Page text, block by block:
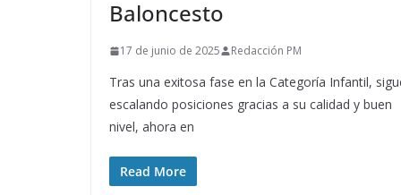
Baloncesto
17 de junio de 2025 Redacción PM
Tras una exitosa fase en la Categoría Infantil,
escalando posiciones gracias a su calidad y buen
nivel, ahora en
Read More